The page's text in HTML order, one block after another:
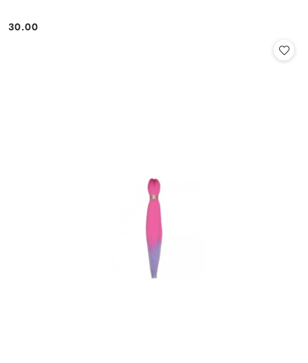
Cena:
30.00